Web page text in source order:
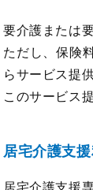
要介護または
ただし、保険
らサービス提
このサービス
居宅介護支